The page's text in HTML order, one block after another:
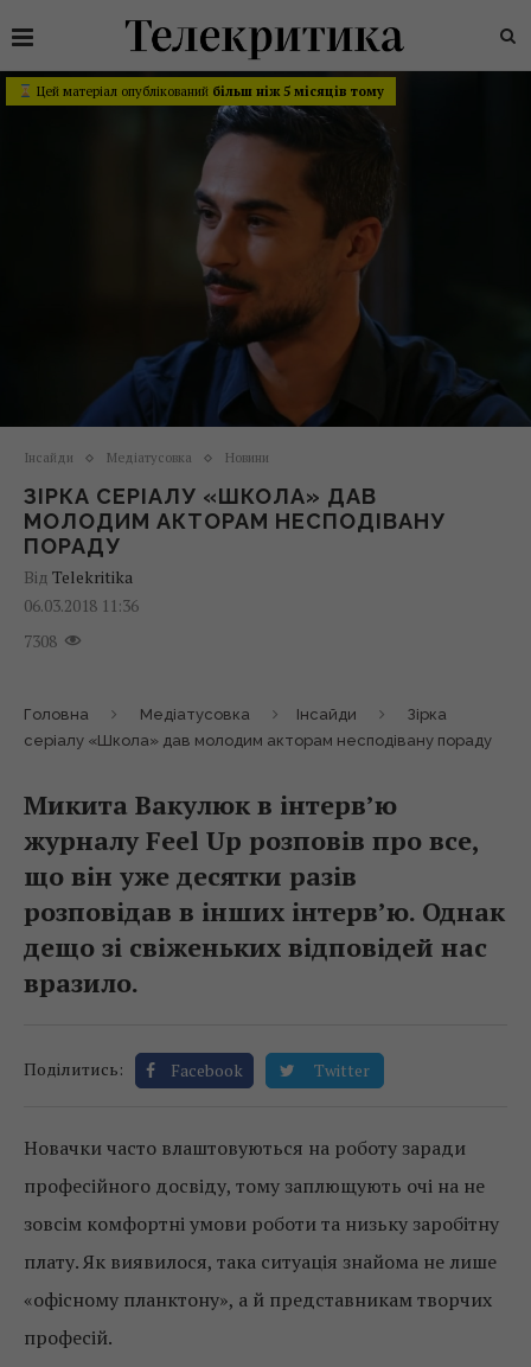
Цей матеріал опублікований більш ніж 5 місяців тому
Інсайди Медіатусовка Новини
ЗІРКА СЕРІАЛУ «ШКОЛА» ДАВ
МОЛОДИМ АКТОРАМ НЕСПОДІВАНУ
ПОРАДУ
Від Telekritika
06.03.2018 11:36
7308
Головна Медіатусовка Інсайди
Зірка
серіалу «Школа» дав молодим акторам несподівану пораду
Микита Вакулюк в інтерв’ю
журналу Feel Up розповів про все,
що він уже десятки разів
розповідав в інших інтерв’ю. Однак
дещо зі свіженьких відповідей нас
вразило.
Поділитись: Facebook Twitter
Новачки часто влаштовуються на роботу заради
професійного досвіду, тому заплющують очі на не
зовсім комфортні умови роботи та низьку заробітну
плату. Як виявилося, така ситуація знайома не лише
«офісному планктону», а й представникам творчих
професій.